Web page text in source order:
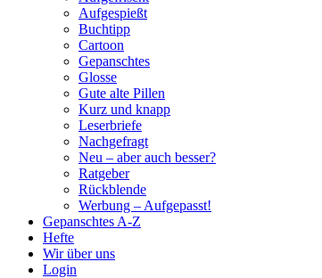
Aufgespießt
Buchtipp
Cartoon
Gepanschtes
Glosse
Gute alte Pillen
Kurz und knapp
Leserbriefe
Nachgefragt
Neu – aber auch besser?
Ratgeber
Rückblende
Werbung – Aufgepasst!
Gepanschtes A-Z
Hefte
Wir über uns
Login